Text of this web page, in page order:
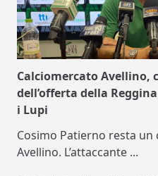
Calciomercato Avellino,
dell’offerta della
i Lupi
Cosimo Patierno resta un
Avellino. L’attaccante ...